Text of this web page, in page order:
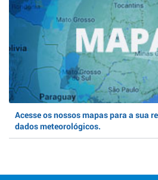
Acesse os nossos mapas para a sua
dados meteorológicos.